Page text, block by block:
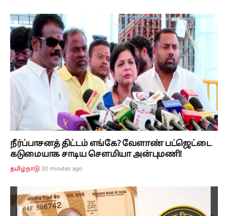
நீர்ப்பாசனத் திட்டம் எங்கே? வேளாண் பட்ஜெட்டை
கடுமையாக சாடிய சௌமியா அன்புமணி!
தமிழ்நாடு 30 minutes ago